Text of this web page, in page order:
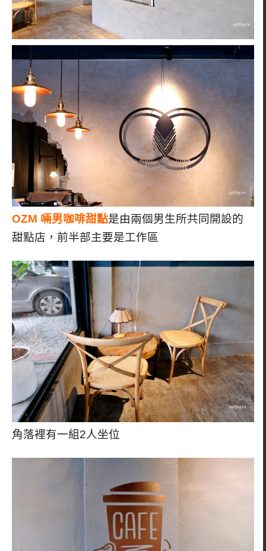
OZM 啢男咖啡甜點是由兩個男生所共同開設的
甜點店，前半部主要是工作區
角落裡有一組2人坐位